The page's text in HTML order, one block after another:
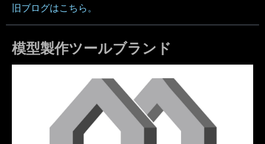
旧ブログはこちら。
模型製作ツールブランド